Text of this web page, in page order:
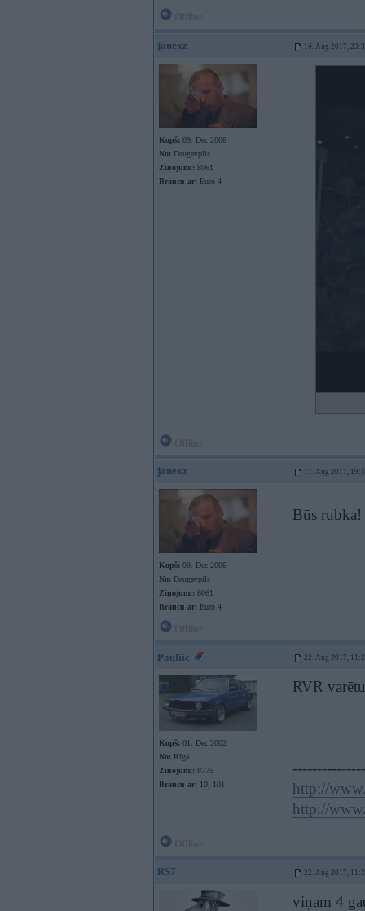
janexz 14. Aug 2017,
Kopš: 09. Dec 2006
No: Daugavpils
Ziņojumi: 8061
Braucu ar: Euro 4
janexz 17. Aug 2017,
Kopš: 09. Dec 2006
No: Daugavpils
Ziņojumi: 8061
Braucu ar: Euro 4
Būs
Pauliic 22. Aug 2017,
Kopš: 01. Dec 2002
No: Rīga
Ziņojumi: 8775
Braucu ar: 10, 101
RVR
http://
http://
RS7 22. Aug 2017,
viņam 4